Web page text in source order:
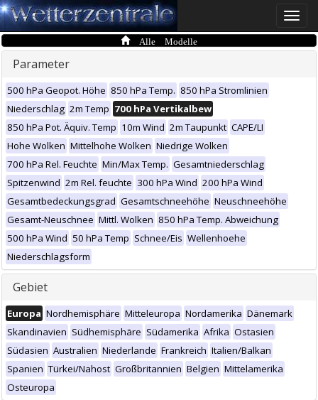
Toggle
Alle Modelle
Parameter
500 hPa Geopot. Höhe 850 hPa Temp. 850 hPa Stromlinien
Niederschlag 2m Temp 700 hPa Vertikalbew
850 hPa Pot. Äquiv. Temp 10m Wind 2m Taupunkt CAPE/LI
Hohe Wolken Mittelhohe Wolken Niedrige Wolken
700 hPa Rel. Feuchte Min/Max Temp. Gesamtniederschlag
Spitzenwind 2m Rel. feuchte 300 hPa Wind 200 hPa Wind
Gesamtbedeckungsgrad Gesamtschneehöhe Neuschneehöhe
Gesamt-Neuschnee Mittl. Wolken 850 hPa Temp. Abweichung
500 hPa Wind 50 hPa Temp Schnee/Eis Wellenhoehe
Niederschlagsform
Gebiet
Europa Nordhemisphäre Mitteleuropa Nordamerika Dänemark
Skandinavien Südhemisphäre Südamerika Afrika Ostasien
Südasien Australien Niederlande Frankreich Italien/Balkan
Spanien Türkei/Nahost Großbritannien Belgien Mittelamerika
Osteuropa